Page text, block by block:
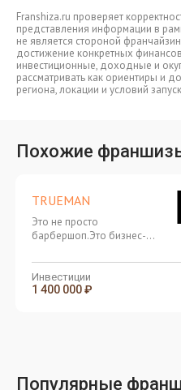
Franshiza.ru проверяет
представления информации в
не является стороной
достижение конкретных
инвестиционные, доходные и
рассматривать как ориентиры и
региона, локации и условий
Похожие
TRUEMAN
Это не просто
барбершоп.Это бизнес-
настроено до миллиметра
Инвестиции
1 400 000 ₽
Популярные